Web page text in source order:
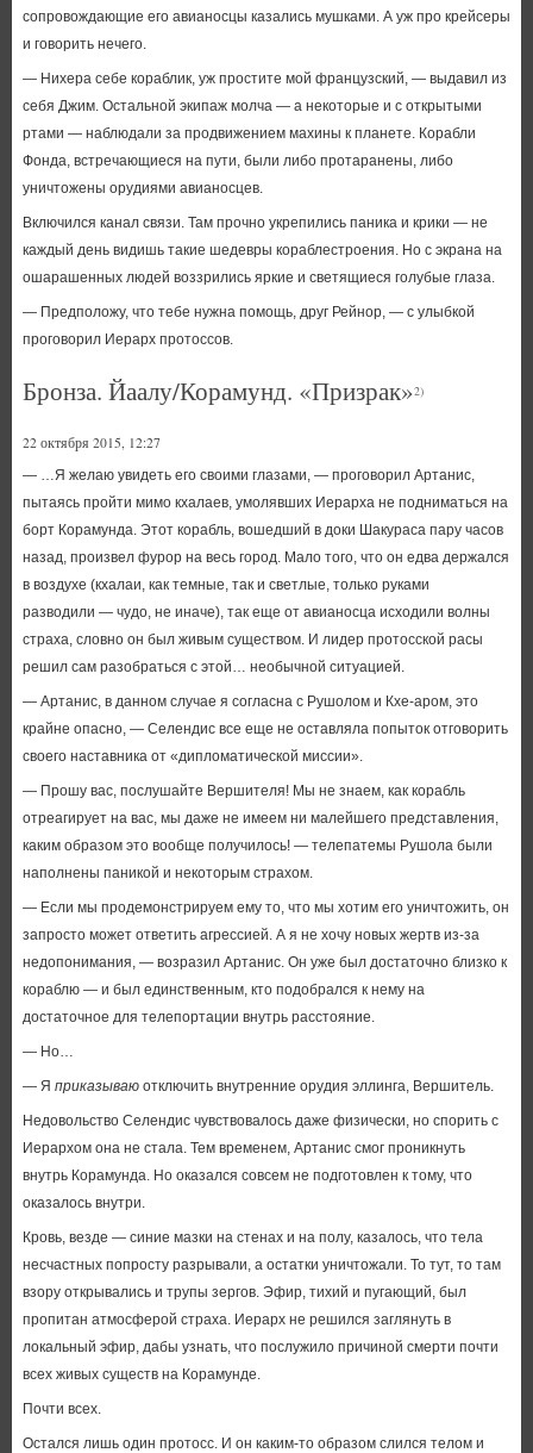
сопровождающие его авианосцы казались мушками. А уж про крейсеры
и говорить нечего.
— Нихера себе кораблик, уж простите мой французский, — выдавил из
себя Джим. Остальной экипаж молча — а некоторые и с открытыми
ртами — наблюдали за продвижением махины к планете. Корабли
Фонда, встречающиеся на пути, были либо протаранены, либо
уничтожены орудиями авианосцев.
Включился канал связи. Там прочно укрепились паника и крики — не
каждый день видишь такие шедевры кораблестроения. Но с экрана на
ошарашенных людей воззрились яркие и светящиеся голубые глаза.
— Предположу, что тебе нужна помощь, друг Рейнор, — с улыбкой
проговорил Иерарх протоссов.
Бронза. Йаалу/Корамунд. «Призрак»2)
22 октября 2015, 12:27
— …Я желаю увидеть его своими глазами, — проговорил Артанис,
пытаясь пройти мимо кхалаев, умолявших Иерарха не подниматься на
борт Корамунда. Этот корабль, вошедший в доки Шакураса пару часов
назад, произвел фурор на весь город. Мало того, что он едва держался
в воздухе (кхалаи, как темные, так и светлые, только руками
разводили — чудо, не иначе), так еще от авианосца исходили волны
страха, словно он был живым существом. И лидер протосской расы
решил сам разобраться с этой… необычной ситуацией.
— Артанис, в данном случае я согласна с Рушолом и Кхе-аром, это
крайне опасно, — Селендис все еще не оставляла попыток отговорить
своего наставника от «дипломатической миссии».
— Прошу вас, послушайте Вершителя! Мы не знаем, как корабль
отреагирует на вас, мы даже не имеем ни малейшего представления,
каким образом это вообще получилось! — телепатемы Рушола были
наполнены паникой и некоторым страхом.
— Если мы продемонстрируем ему то, что мы хотим его уничтожить, он
запросто может ответить агрессией. А я не хочу новых жертв из-за
недопонимания, — возразил Артанис. Он уже был достаточно близко к
кораблю — и был единственным, кто подобрался к нему на
достаточное для телепортации внутрь расстояние.
— Но…
— Я приказываюотключить внутренние орудия эллинга, Вершитель.
Недовольство Селендис чувствовалось даже физически, но спорить с
Иерархом она не стала. Тем временем, Артанис смог проникнуть
внутрь Корамунда. Но оказался совсем не подготовлен к тому, что
оказалось внутри.
Кровь, везде — синие мазки на стенах и на полу, казалось, что тела
несчастных попросту разрывали, а остатки уничтожали. То тут, то там
взору открывались и трупы зергов. Эфир, тихий и пугающий, был
пропитан атмосферой страха. Иерарх не решился заглянуть в
локальный эфир, дабы узнать, что послужило причиной смерти почти
всех живых существ на Корамунде.
Почти всех.
Остался лишь один протосс. И он каким-то образом слился телом и